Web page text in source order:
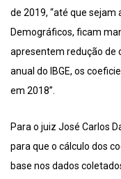
de 2019, “até que
Demográficos, ficam
apresentem redução de
anual do IBGE, os
em 2018”.
Para o juiz José Carlos
para que o cálculo dos
base nos dados